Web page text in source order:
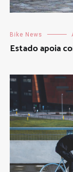
Bike News
Estado apoia